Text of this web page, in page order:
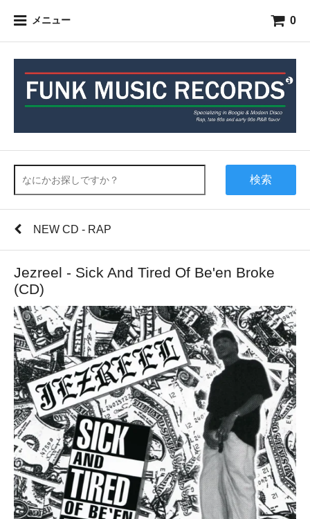
メニュー 0
検索
NEW CD - RAP
Jezreel - Sick And Tired Of Be'en Broke
(CD)